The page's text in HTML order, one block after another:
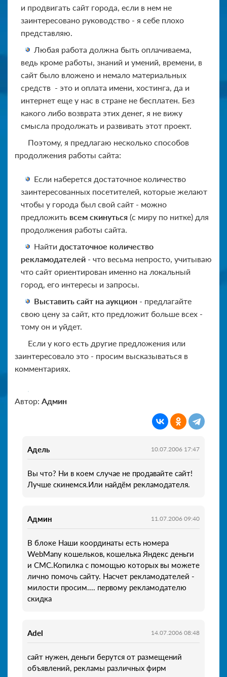
и продвигать сайт города, если в нем не
заинтересовано руководство - я себе плохо
представляю.
Любая работа должна быть оплачиваема,
ведь кроме работы, знаний и умений, времени, в
сайт было вложено и немало материальных
средств - это и оплата имени, хостинга, да и
интернет еще у нас в стране не бесплатен. Без
какого либо возврата этих денег, я не вижу
смысла продолжать и развивать этот проект.
Поэтому, я предлагаю несколько способов
продолжения работы сайта:
Если наберется достаточное количество
заинтересованных посетителей, которые желают
чтобы у города был свой сайт - можно
предложить всем скинуться (с миру по нитке) для
продолжения работы сайта.
Найти достаточное количество
рекламодателей - что весьма непросто, учитываю
что сайт ориентирован именно на локальный
город, его интересы и запросы.
Выставить сайт на аукцион - предлагайте
свою цену за сайт, кто предложит больше всех -
тому он и уйдет.
Если у кого есть другие предложения или
заинтересовало это - просим высказываться в
комментариях.
Автор: Админ
Адель 10.07.2006 17:47
Вы что? Ни в коем случае не продавайте сайт!
Лучше скинемся.Или найдём рекламодателя.
Админ 11.07.2006 09:40
В блоке Наши координаты есть номера
WebMany кошельков, кошелька Яндекс деньги
и СМС.Копилка с помощью которых вы можете
лично помочь сайту. Насчет рекламодателей -
милости просим.... первому рекламодателю
скидка
Adel 14.07.2006 08:48
сайт нужен, деньги берутся от размещений
объявлений, рекламы различных фирм